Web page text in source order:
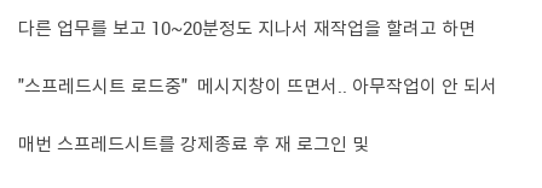
다른 업무를 보고 10~20분정도 지나서 재작업을 할려고 하면
"스프레드시트 로드중" 메시지창이 뜨면서.. 아무작업이 안 되서
매번 스프레드시트를 강제종료 후 재 로그인 및